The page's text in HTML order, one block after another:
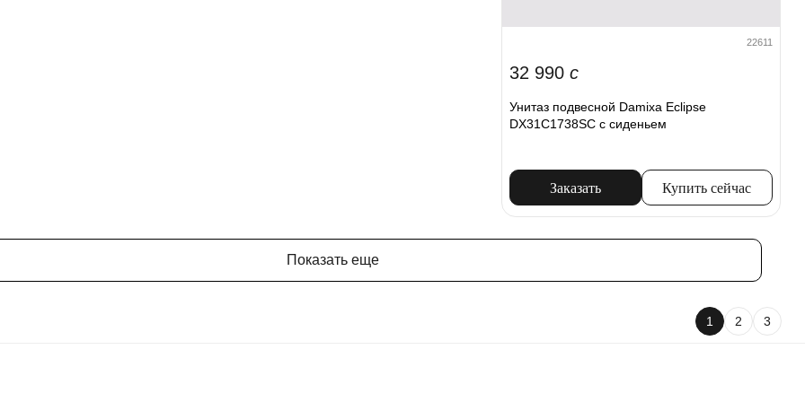
22611
32 990c
Унитаз подвесной Damixa Eclipse
DX31C1738SC с сиденьем
Заказать Купить сейчас
Показать еще
1 2 3